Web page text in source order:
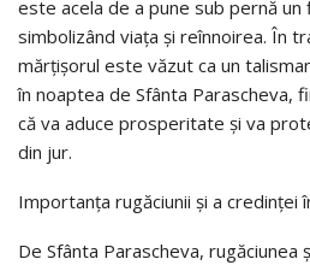
este acela de a pune sub pernă
simbolizând viața și reînnoirea. În
mărțișorul este văzut ca un
în noaptea de Sfânta Parascheva,
că va aduce prosperitate și va
din jur.
Importanța rugăciunii și a credinței
De Sfânta Parascheva, rugăciunea